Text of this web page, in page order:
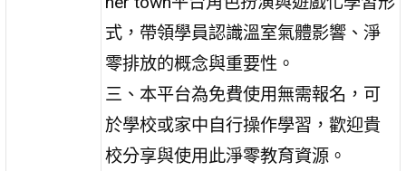
式，帶領學員認識溫室氣體影響、淨
零排放的概念與重要性。
三、本平台為免費使用無需報名，可
於學校或家中自行操作學習，歡迎貴
校分享與使用此淨零教育資源。